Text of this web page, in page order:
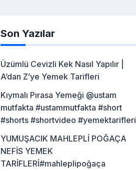
Son Yazılar
Üzümlü Cevizli Kek Nasıl Yapılır |
A’dan Z’ye Yemek Tarifleri
Kıymalı Pırasa Yemeği @ustam
mutfakta #ustammutfakta #short
#shorts #shortvideo #yemektarifleri
YUMUŞACIK MAHLEPLİ POĞAÇA
NEFİS YEMEK
TARİFLERİ#mahleplipoğaça